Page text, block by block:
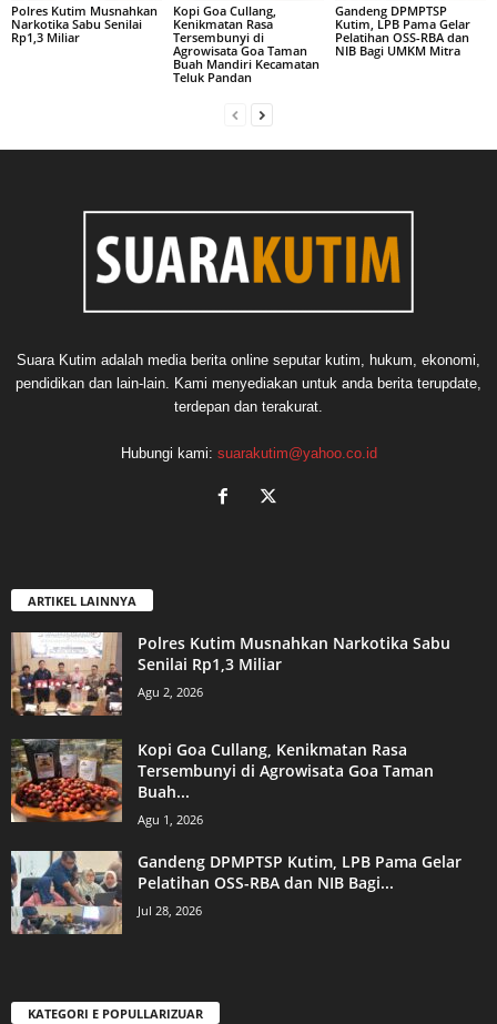
Polres Kutim Musnahkan
Narkotika Sabu Senilai
Rp1,3 Miliar
Kopi Goa Cullang,
Kenikmatan Rasa
Tersembunyi di
Agrowisata Goa Taman
Buah Mandiri Kecamatan
Teluk Pandan
Gandeng DPMPTSP
Kutim, LPB Pama Gelar
Pelatihan OSS-RBA dan
NIB Bagi UMKM Mitra
Suara Kutim adalah media berita online seputar kutim, hukum, ekonomi,
pendidikan dan lain-lain. Kami menyediakan untuk anda berita terupdate,
terdepan dan terakurat.
Hubungi kami: suarakutim@yahoo.co.id
ARTIKEL LAINNYA
Polres Kutim Musnahkan Narkotika Sabu
Senilai Rp1,3 Miliar
Agu 2, 2026
Kopi Goa Cullang, Kenikmatan Rasa
Tersembunyi di Agrowisata Goa Taman
Buah...
Agu 1, 2026
Gandeng DPMPTSP Kutim, LPB Pama Gelar
Pelatihan OSS-RBA dan NIB Bagi...
Jul 28, 2026
KATEGORI E POPULLARIZUAR